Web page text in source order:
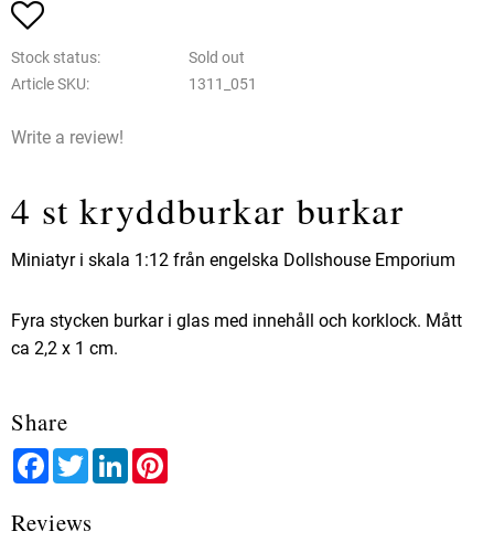
Add to favorites
Stock status
Sold out
Article SKU
1311_051
Write a review!
4 st kryddburkar burkar
Miniatyr i skala 1:12 från engelska Dollshouse Emporium
Fyra stycken burkar i glas med innehåll och korklock. Mått
ca 2,2 x 1 cm.
Share
FacebookTwitterLinkedIn
Reviews